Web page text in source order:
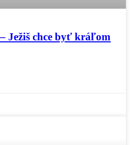
Ježiš chce byť kráľom